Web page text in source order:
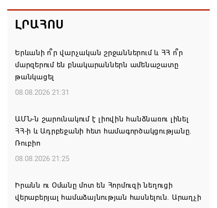
ԼՐԱՀՈՍ
Երևանի ո՞ր վարչական շրջաններում և ՀՀ ո՞ր
մարզերում են բնակարաններն ամենաշատը
թանկացել
08.08.2026 21:31
ԱՄՆ-ն շարունակում է լիովին հանձնառու լինել
ՀՀ-ի և Ադրբեջանի հետ համագործակցությանը.
Ռուբիո
08.08.2026 21:25
Իրանն ու Օմանը մոտ են Հորմուզի նեղուցի
վերաբերյալ համաձայնության հասնելուն. Արաղչի